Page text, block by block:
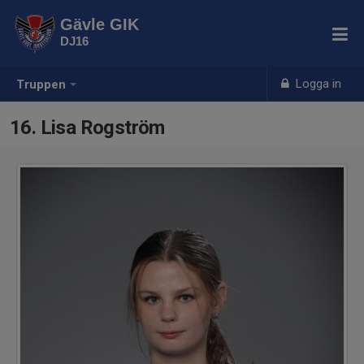
Truppen Logga in
Gävle GIK
DJ16
16. Lisa Rogström